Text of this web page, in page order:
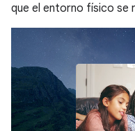
que el entorno físico se